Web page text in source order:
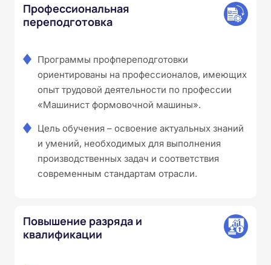
Профессиональная
переподготовка
Программы профпереподготовки
ориентированы на профессионалов, имеющих
опыт трудовой деятельности по профессии
«Машинист формовочной машины».
Цель обучения – освоение актуальных знаний
и умений, необходимых для выполнения
производственных задач и соответствия
современным стандартам отрасли.
Повышение разряда и
квалификации